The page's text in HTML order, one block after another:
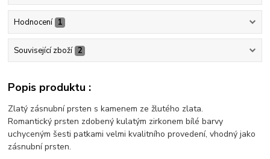
Hodnocení 1
Související zboží 2
Popis produktu :
Zlatý zásnubní prsten s kamenem ze žlutého zlata.
Romantický prsten zdobený kulatým zirkonem bílé barvy
uchyceným šesti patkami velmi kvalitního provedení, vhodný jako
zásnubní prsten.